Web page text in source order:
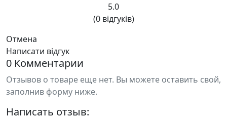
5.0
(0 відгуків)
Отмена
Написати відгук
0 Комментарии
Отзывов о товаре еще нет. Вы можете оставить свой,
заполнив форму ниже.
Написать отзыв: